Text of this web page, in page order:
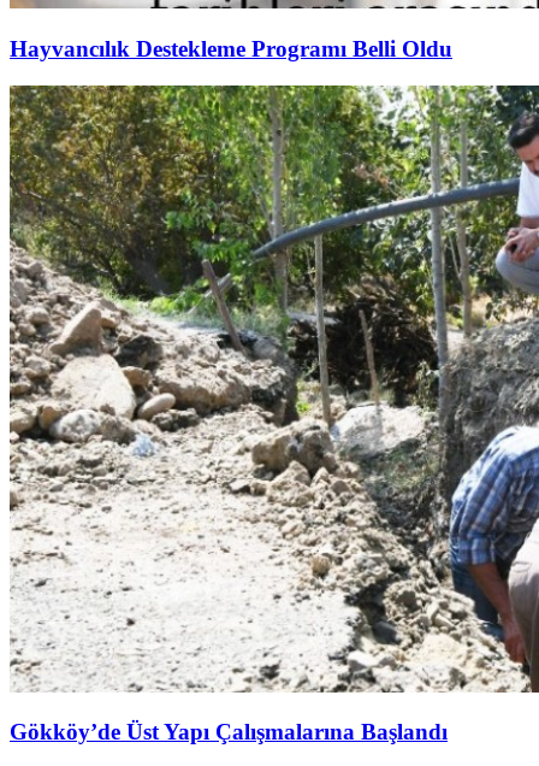
Hayvancılık Destekleme Programı Belli Oldu
Gökköy’de Üst Yapı Çalışmalarına Başlandı